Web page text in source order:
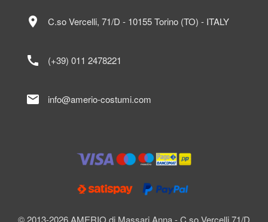
© 2013-2026 AMERIO di Massari Anna - C.so Vercelli 71/D
location_on C.so Vercelli, 71/D - 10155 Torino (TO) - ITALY
call (+39) 011 2478221
mail info@amerio-costumi.com